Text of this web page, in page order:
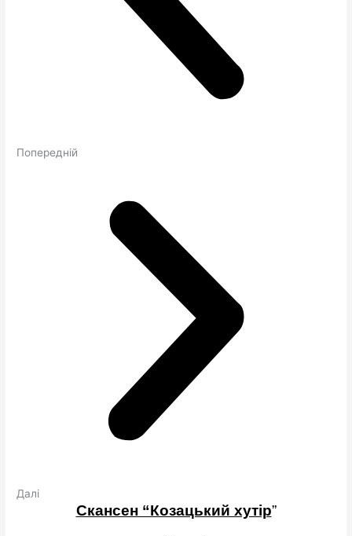
Попередній
Далі
Скансен “Козацький хутір”